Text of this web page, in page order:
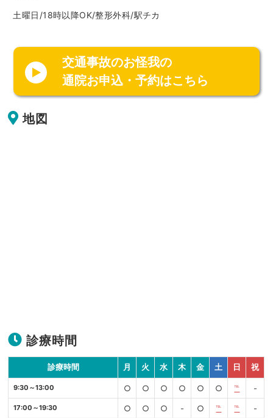
土曜日/18時以降OK/整形外科/駅チカ
交通事故のお怪我の
通院お申込・予約はこちら
地図
診療時間
診療時間 月 火 水 木 金 土 日 祝
9:30～13:00 ○ ○ ○ ○ ○ ○ ℡ -
17:00～19:30 ○ ○ ○ - ○ ℡ ℡ -